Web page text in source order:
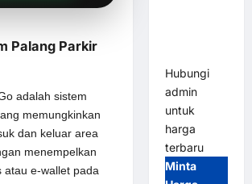
Palang Parkir
adalah sistem
memungkinkan
dan keluar area
menempelkan
atau e-wallet pada
Hubungi
admin
untuk
harga
terbaru
Minta